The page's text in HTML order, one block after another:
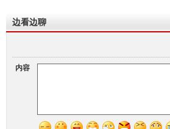
边看边聊
内容